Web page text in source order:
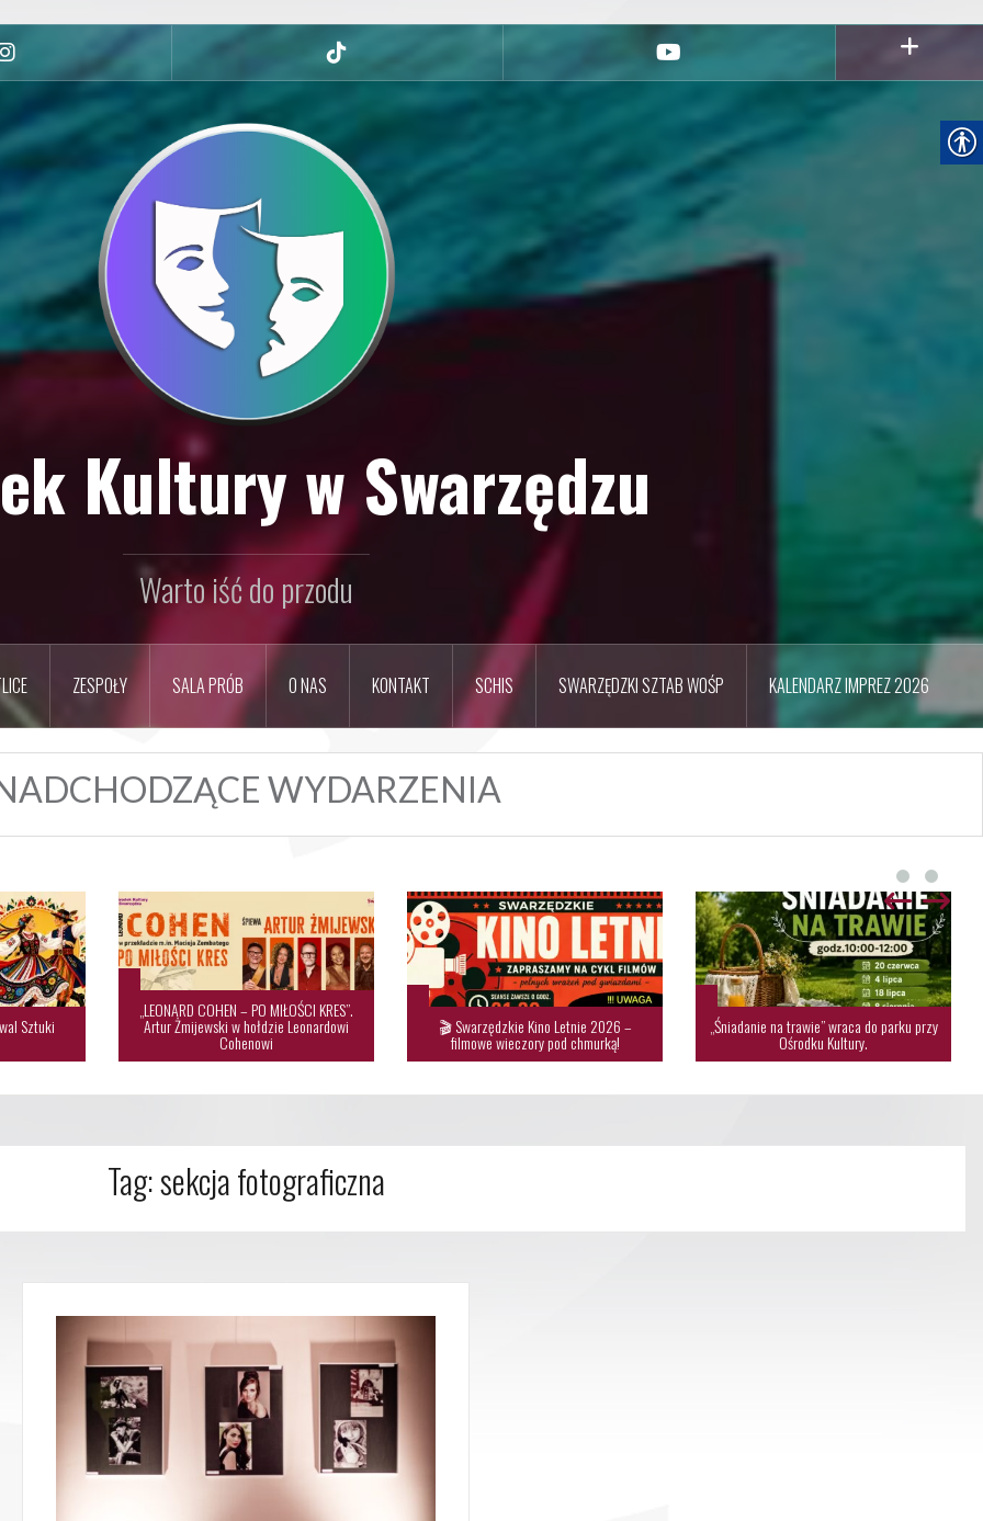
tiktok
Kultury w Swarzędzu
Warto iść do przodu
ZESPOŁY SALA PRÓB O NAS KONTAKT SCHIS SWARZĘDZKI SZTAB WOŚP KALENDARZ IMPREZ 2026
WYDARZENIA
Sztuki
„LEONARD COHEN – PO MIŁOŚCI KRES”.
Artur Żmijewski w hołdzie Leonardowi
Cohenowi
🎬 Swarzędzkie Kino Letnie 2026 –
filmowe wieczory pod chmurką!
„Śniadanie na trawie” wraca do parku przy
Ośrodku Kultury.
Tag:sekcja fotograficzna